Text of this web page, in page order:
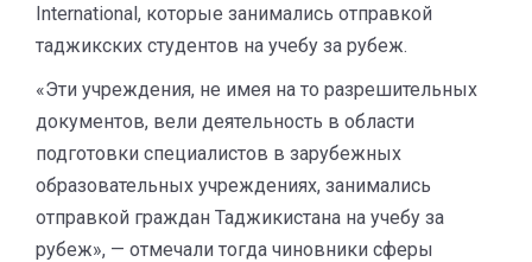
International, которые занимались отправкой
таджикских студентов на учебу за рубеж.
«Эти учреждения, не имея на то разрешительных
документов, вели деятельность в области
подготовки специалистов в зарубежных
образовательных учреждениях, занимались
отправкой граждан Таджикистана на учебу за
рубеж», — отмечали тогда чиновники сферы